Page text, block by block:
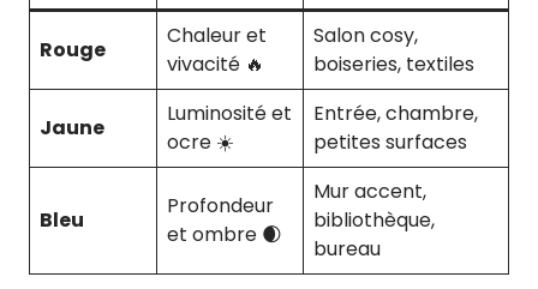
Rouge
Chaleur et
vivacité 🔥
Salon cosy,
boiseries, textiles
Jaune
Luminosité et
ocre ☀️
Entrée, chambre,
petites surfaces
Bleu
Profondeur
et ombre 🌒
Mur accent,
bibliothèque,
bureau